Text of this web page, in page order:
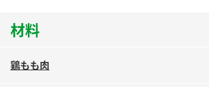
納豆の豆知識
鍋奉行マニュアル
ミツカン公式通販
材料
鶏もも肉